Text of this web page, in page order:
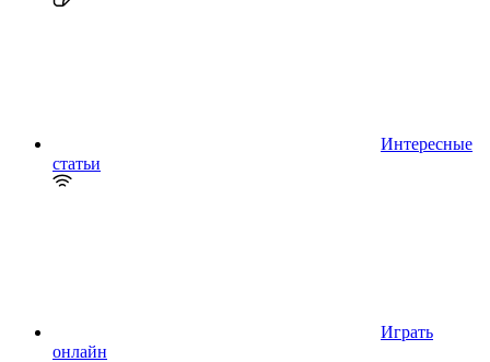
Интересные
статьи
Играть
онлайн